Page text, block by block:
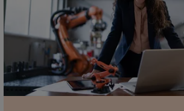
Privatkundenbereich
Service